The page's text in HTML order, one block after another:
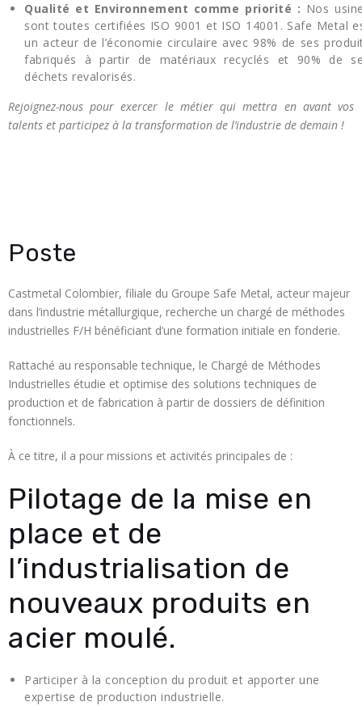
Qualité et Environnement comme priorité : Nos
sont toutes certifiées ISO 9001 et ISO 14001. Safe Metal
un acteur de l’économie circulaire avec 98% de ses
fabriqués à partir de matériaux recyclés et 90% de
déchets revalorisés.
Rejoignez-nous pour exercer le métier qui mettra en avant vos
talents et participez à la transformation de l’industrie de demain !
Poste
Castmetal Colombier, filiale du Groupe Safe Metal, acteur majeur
dans l’industrie métallurgique, recherche un chargé de méthodes
industrielles F/H bénéficiant d’une formation initiale en fonderie.
Rattaché au responsable technique, le Chargé de Méthodes
Industrielles étudie et optimise des solutions techniques de
production et de fabrication à partir de dossiers de définition
fonctionnels.
À ce titre, il a pour missions et activités principales de :
Pilotage de la mise en
place et de
l’industrialisation de
nouveaux produits en
acier moulé.
Participer à la conception du produit et apporter une
expertise de production industrielle.